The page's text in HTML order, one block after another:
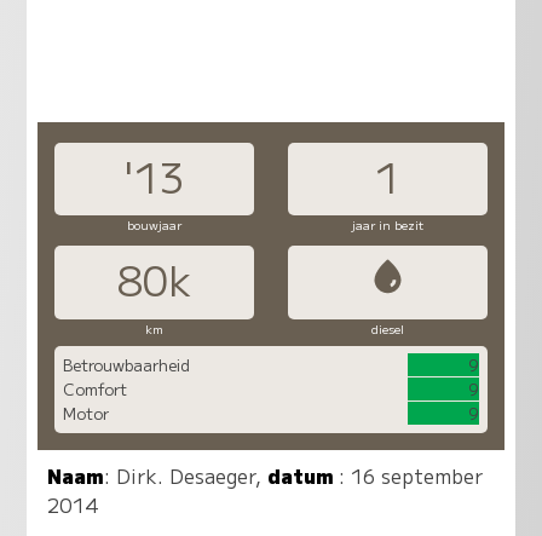
'13 1
bouwjaar jaar in bezit
80k
km diesel
Betrouwbaarheid
9
Comfort
9
Motor
9
Naam: Dirk. Desaeger, datum : 16 september
2014